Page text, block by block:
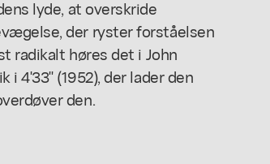
lyde, at overskride
der ryster forståelsen
radikalt høres det i John
4'33'' (1952), der lader den
den.